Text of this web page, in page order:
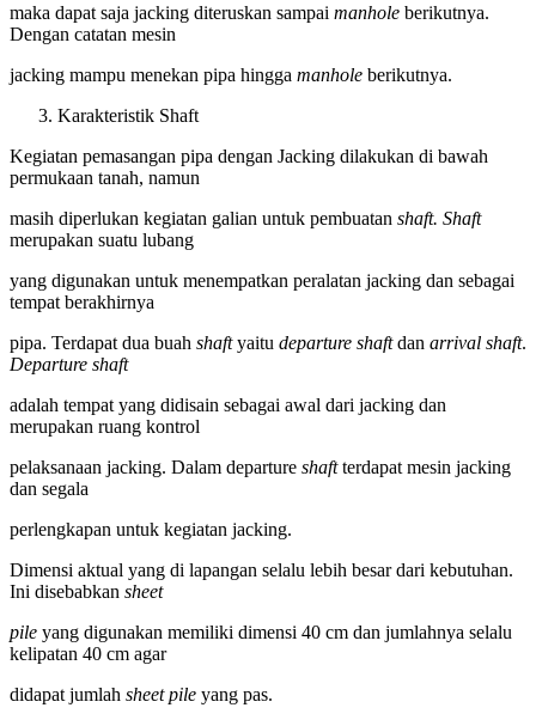
maka dapat saja jacking diteruskan sampai manhole berikutnya.
Dengan catatan mesin
jacking mampu menekan pipa hingga manhole berikutnya.
Karakteristik Shaft
Kegiatan pemasangan pipa dengan Jacking dilakukan di bawah
permukaan tanah, namun
masih diperlukan kegiatan galian untuk pembuatan shaft. Shaft
merupakan suatu lubang
yang digunakan untuk menempatkan peralatan jacking dan sebagai
tempat berakhirnya
pipa. Terdapat dua buah shaftyaitu departure shaftdan arrival shaft.
Departure shaft
adalah tempat yang didisain sebagai awal dari jacking dan
merupakan ruang kontrol
pelaksanaan jacking. Dalam departure shaftterdapat mesin jacking
dan segala
perlengkapan untuk kegiatan jacking.
Dimensi aktual yang di lapangan selalu lebih besar dari kebutuhan.
Ini disebabkan sheet
pile yang digunakan memiliki dimensi 40 cm dan jumlahnya selalu
kelipatan 40 cm agar
didapat jumlah sheet pile yang pas.